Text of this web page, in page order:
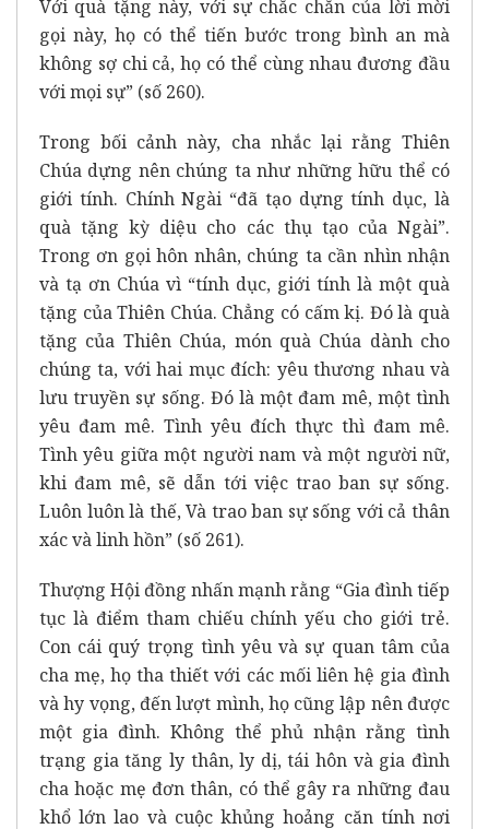
Với quà tặng này, với sự chắc chắn của lời mời
gọi này, họ có thể tiến bước trong bình an mà
không sợ chi cả, họ có thể cùng nhau đương đầu
với mọi sự” (số 260).
Trong bối cảnh này, cha nhắc lại rằng Thiên
Chúa dựng nên chúng ta như những hữu thể có
giới tính. Chính Ngài “đã tạo dựng tính dục, là
quà tặng kỳ diệu cho các thụ tạo của Ngài”.
Trong ơn gọi hôn nhân, chúng ta cần nhìn nhận
và tạ ơn Chúa vì “tính dục, giới tính là một quà
tặng của Thiên Chúa. Chẳng có cấm kị. Đó là quà
tặng của Thiên Chúa, món quà Chúa dành cho
chúng ta, với hai mục đích: yêu thương nhau và
lưu truyền sự sống. Đó là một đam mê, một tình
yêu đam mê. Tình yêu đích thực thì đam mê.
Tình yêu giữa một người nam và một người nữ,
khi đam mê, sẽ dẫn tới việc trao ban sự sống.
Luôn luôn là thế, Và trao ban sự sống với cả thân
xác và linh hồn” (số 261).
Thượng Hội đồng nhấn mạnh rằng “Gia đình tiếp
tục là điểm tham chiếu chính yếu cho giới trẻ.
Con cái quý trọng tình yêu và sự quan tâm của
cha mẹ, họ tha thiết với các mối liên hệ gia đình
và hy vọng, đến lượt mình, họ cũng lập nên được
một gia đình. Không thể phủ nhận rằng tình
trạng gia tăng ly thân, ly dị, tái hôn và gia đình
cha hoặc mẹ đơn thân, có thể gây ra những đau
khổ lớn lao và cuộc khủng hoảng căn tính nơi